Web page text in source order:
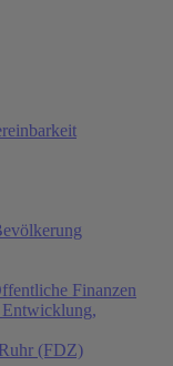
Finanzen
(FDZ)